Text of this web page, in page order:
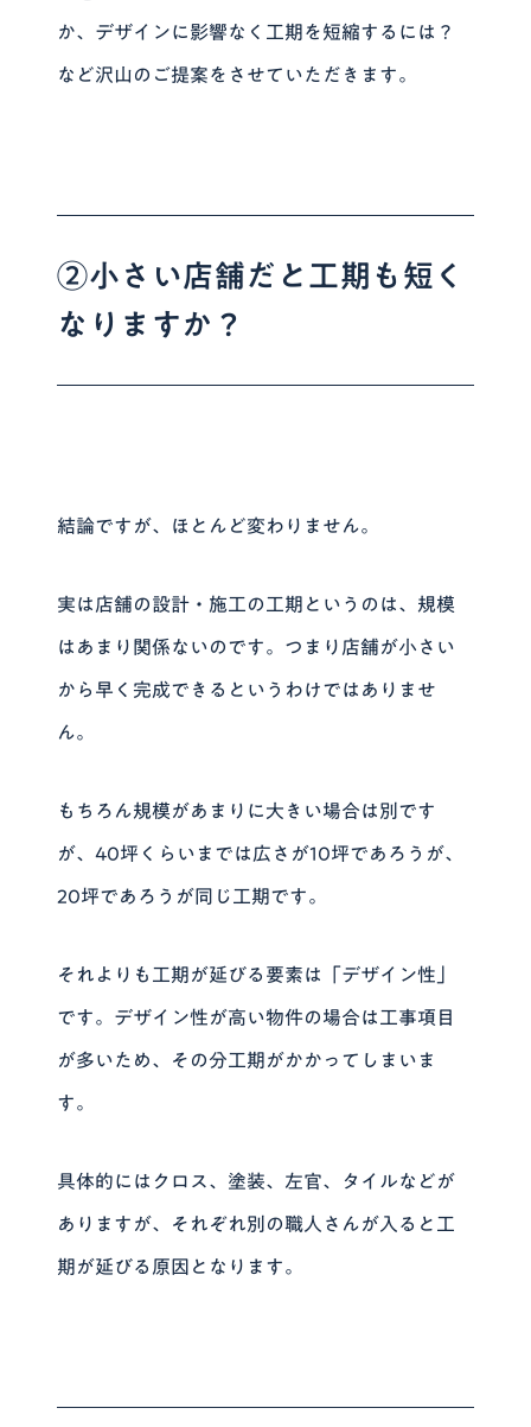
か、デザインに影響なく工期を短縮するには？
など沢山のご提案をさせていただきます。
②小さい店舗だと工期も短く
なりますか？
結論ですが、 ほとんど変わりません。
実は店舗の設計・施工の工期というのは、規模
はあまり関係ないのです。つまり店舗が小さい
から早く完成できるというわけではありませ
ん。
もちろん規模があまりに大きい場合は別です
が、40坪くらいまでは広さが10坪であろうが、
20坪であろうが同じ工期です。
それよりも工期が延びる要素は「デザイン性」
です。デザイン性が高い物件の場合は工事項目
が多いため、その分工期がかかってしまいま
す。
具体的にはクロス、塗装、左官、タイルなどが
ありますが、それぞれ別の職人さんが入ると工
期が延びる原因となります。